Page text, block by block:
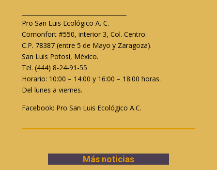
Pro San Luis Ecológico A. C.
Comonfort #550, interior 3, Col. Centro.
C.P. 78387 (entre 5 de Mayo y Zaragoza).
San Luis Potosí, México.
Tel. (444) 8-24-91-55
Horario: 10:00 – 14:00 y 16:00 – 18:00 horas.
Del lunes a viernes.
Facebook: Pro San Luis Ecológico A.C.
Más noticias